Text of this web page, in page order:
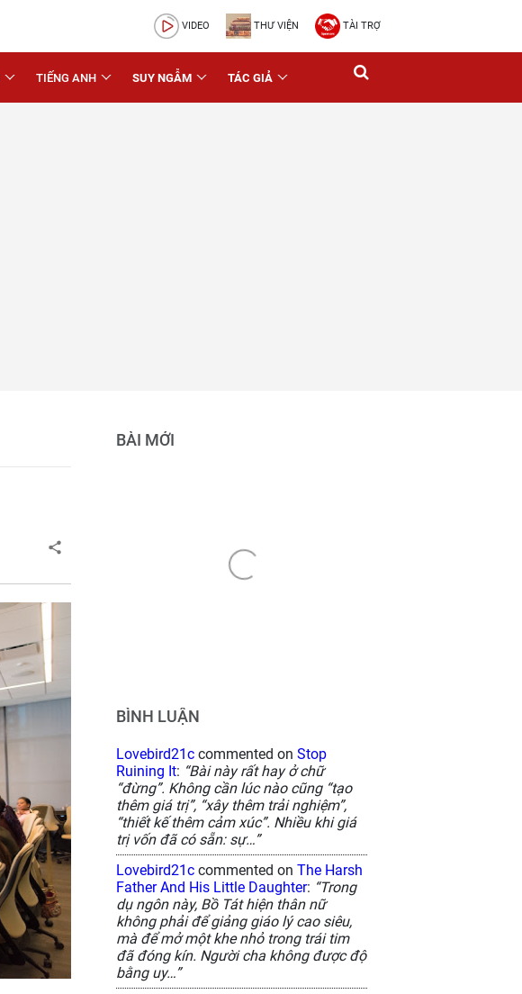
VIDEO THƯ VIỆN TÀI TRỢ
TIẾNG ANH SUY NGẪM TÁC GIẢ
BÀI MỚI
BÌNH LUẬN
Lovebird21c commented on Stop
Ruining It: “Bài này rất hay ở chữ
“đừng”. Không cần lúc nào cũng “tạo
thêm giá trị”, “xây thêm trải nghiệm”,
“thiết kế thêm cảm xúc”. Nhiều khi giá
trị vốn đã có sẵn: sự…”
Lovebird21c commented on The Harsh
Father And His Little Daughter: “Trong
dụ ngôn này, Bồ Tát hiện thân nữ
không phải để giảng giáo lý cao siêu,
mà để mở một khe nhỏ trong trái tim
đã đóng kín. Người cha không được độ
bằng uy…”